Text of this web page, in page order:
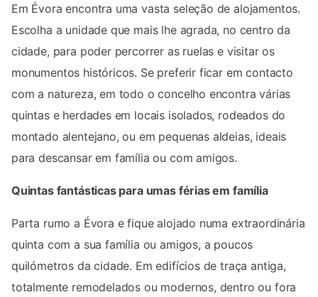
Em Évora encontra uma vasta seleção de alojamentos.
Escolha a unidade que mais lhe agrada, no centro da
cidade, para poder percorrer as ruelas e visitar os
monumentos históricos. Se preferir ficar em contacto
com a natureza, em todo o concelho encontra várias
quintas e herdades em locais isolados, rodeados do
montado alentejano, ou em pequenas aldeias, ideais
para descansar em família ou com amigos.
Quintas fantásticas para umas férias em família
Parta rumo a Évora e fique alojado numa extraordinária
quinta com a sua família ou amigos, a poucos
quilómetros da cidade. Em edifícios de traça antiga,
totalmente remodelados ou modernos, dentro ou fora